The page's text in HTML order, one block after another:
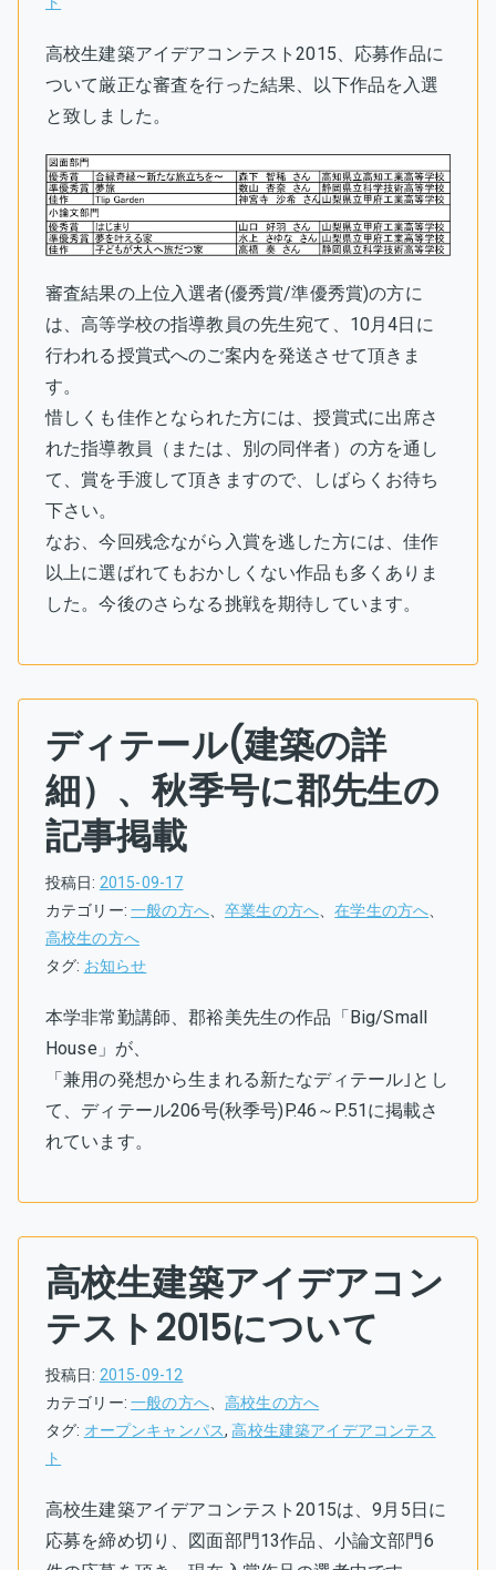
高校生建築アイデアコンテスト2015、応募作品に
ついて厳正な審査を行った結果、以下作品を入選
と致しました。
審査結果の上位入選者(優秀賞/準優秀賞)の方に
は、高等学校の指導教員の先生宛て、10月4日に
行われる授賞式へのご案内を発送させて頂きま
す。
惜しくも佳作となられた方には、授賞式に出席さ
れた指導教員（または、別の同伴者）の方を通し
て、賞を手渡して頂きますので、しばらくお待ち
下さい。
なお、今回残念ながら入賞を逃した方には、佳作
以上に選ばれてもおかしくない作品も多くありま
した。今後のさらなる挑戦を期待しています。
ディテール(建築の詳
細）、秋季号に郡先生の
記事掲載
投稿日: 2015-09-17
カテゴリー:一般の方へ、卒業生の方へ、在学生の方へ、
高校生の方へ
タグ: お知らせ
本学非常勤講師、郡裕美先生の作品「Big/Small
House」が、
「兼用の発想から生まれる新たなディテール｣とし
て、ディテール206号(秋季号)P.46～P.51に掲載さ
れています。
高校生建築アイデアコン
テスト2015について
投稿日: 2015-09-12
カテゴリー:一般の方へ、高校生の方へ
タグ: オープンキャンパス,高校生建築アイデアコンテス
ト
高校生建築アイデアコンテスト2015は、9月5日に
応募を締め切り、図面部門13作品、小論文部門6